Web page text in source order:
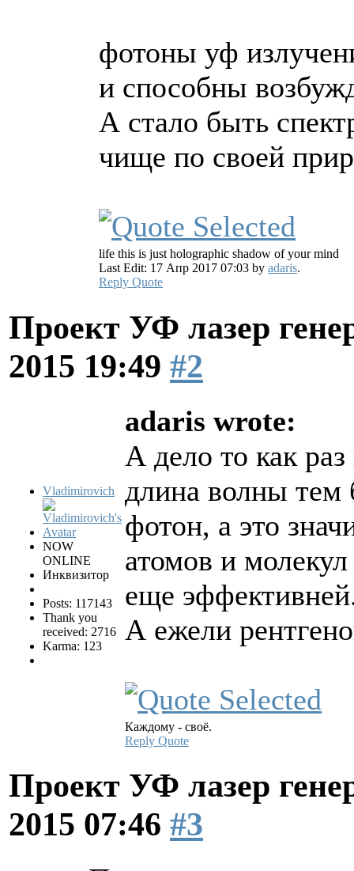
фотоны уф
и способны
А стало быть
чище по своей
life this is just holographic shadow of your mind
Last Edit: 17 Апр 2017 07:03 by adaris.
Reply Quote
Проект УФ лазер
2015 19:49 #2
Vladimirovich
NOW
ONLINE
Инквизитор
Posts: 117143
Thank you
received: 2716
Karma: 123
adaris wrote:
А дело то как
длина волны тем
фотон, а это
атомов и
еще
А ежели
Каждому - своё.
Reply Quote
Проект УФ лазер
2015 07:46 #3